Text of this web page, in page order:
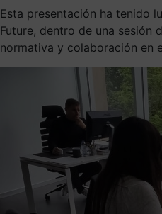
Esta presentación ha tenido
Future, dentro de una sesión
normativa y colaboración en